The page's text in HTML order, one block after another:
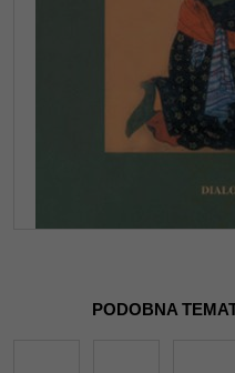
PODOBNA